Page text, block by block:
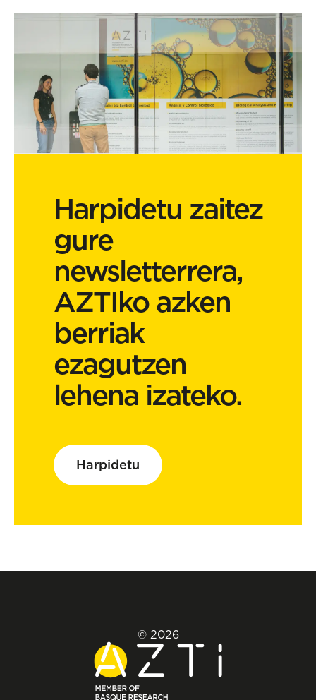
Harpidetu zaitez
gure
newsletterrera,
AZTIko azken
berriak
ezagutzen
lehena izateko.
Harpidetu
© 2026